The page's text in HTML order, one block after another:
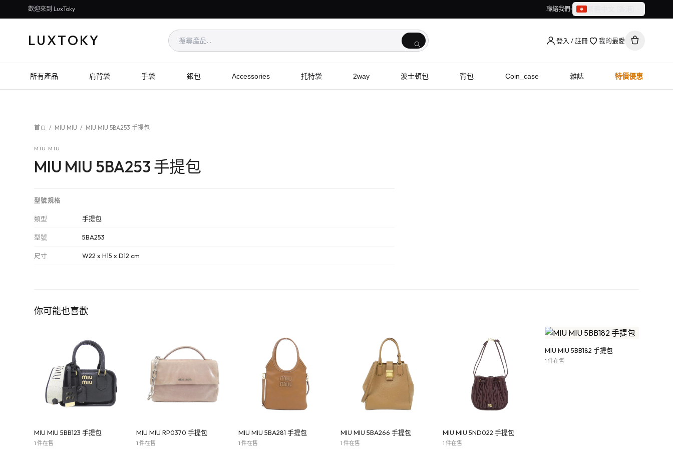
歡迎來到 LuxToky 聯絡我們
繁體中文（香港）
LUXTOKY 登入 / 註冊 我的最愛
所有產品 肩背袋 手袋 銀包 Accessories 托特袋 2way 波士頓包 背包 Coin_case 雜誌 特價優惠
首頁 / MIU MIU / MIU MIU 5BA253 手提包
MIU MIU
MIU MIU 5BA253 手提包
型號規格
類型 手提包
型號 5BA253
尺寸 W22 x H15 x D12 cm
你可能也喜歡
MIU MIU 5BB123 手提包
1 件在售
MIU MIU RP0370 手提包
1 件在售
MIU MIU 5BA281 手提包
1 件在售
MIU MIU 5BA266 手提包
1 件在售
MIU MIU 5ND022 手提包
1 件在售
MIU MIU 5BB182 手提包
1 件在售